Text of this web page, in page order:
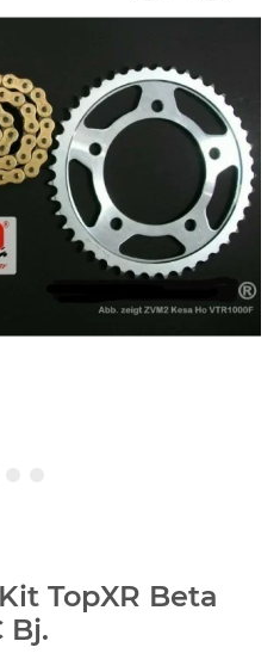
TopXR Beta
Bj.